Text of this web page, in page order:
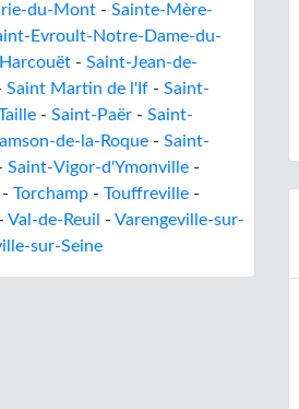
du-Mont - Sainte-Mère-
Evroult-Notre-Dame-du-
- Saint-Jean-de-
Saint Martin de l'If - Saint-
- Saint-Paër - Saint-
de-la-Roque - Saint-
Saint-Vigor-d'Ymonville -
- Torchamp - Touffreville -
- Val-de-Reuil - Varengeville-sur-
sur-Seine